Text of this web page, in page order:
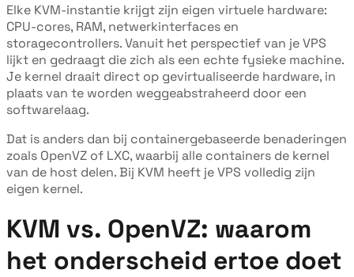
Elke KVM-instantie krijgt zijn eigen virtuele hardware:
CPU-cores, RAM, netwerkinterfaces en
storagecontrollers. Vanuit het perspectief van je VPS
lijkt en gedraagt die zich als een echte fysieke machine.
Je kernel draait direct op gevirtualiseerde hardware, in
plaats van te worden weggeabstraheerd door een
softwarelaag.
Dat is anders dan bij containergebaseerde benaderingen
zoals OpenVZ of LXC, waarbij alle containers de kernel
van de host delen. Bij KVM heeft je VPS volledig zijn
eigen kernel.
KVM vs. OpenVZ: waarom
het onderscheid ertoe doet